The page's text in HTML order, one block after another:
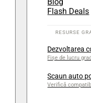
Flash Deals
Dezvoltarea
Fișe de lucru
Scaun auto
Verifică